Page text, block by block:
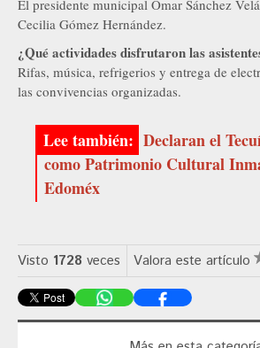
El presidente municipal Omar Sánchez
Cecilia Gómez Hernández.
¿Qué actividades disfrutaron las
Rifas, música, refrigerios y entrega de
las convivencias organizadas.
Declaran el
como Patrimonio Cultural
Edoméx
Visto 1728 veces Valora este artículo